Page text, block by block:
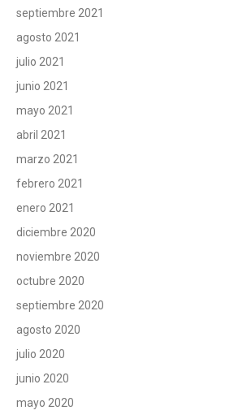
septiembre 2021
agosto 2021
julio 2021
junio 2021
mayo 2021
abril 2021
marzo 2021
febrero 2021
enero 2021
diciembre 2020
noviembre 2020
octubre 2020
septiembre 2020
agosto 2020
julio 2020
junio 2020
mayo 2020